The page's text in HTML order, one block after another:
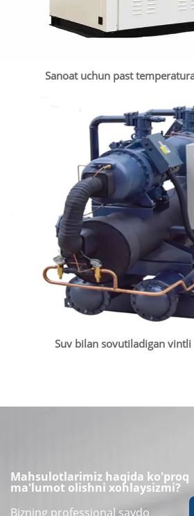
Sanoat uchun past
Suv bilan sovutiladigan
Mahsulotlarimiz haqida ko'proq
ma'lumot olishni xohlaysizmi?
Bizning professional savdo